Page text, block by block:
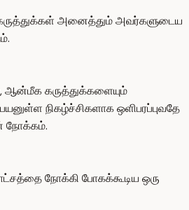
கருத்துக்கள் அனைத்தும் அவர்களுடைய
கருத்துக்களையும்
நிகழ்ச்சிகளாக ஒளிபரப்புவதே
நோக்கம்.
நோக்கி போகக்கூடிய ஒரு